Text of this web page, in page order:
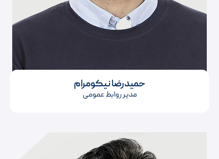
حمیدرضا نیکومرام
مدیر روابط عمومی